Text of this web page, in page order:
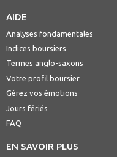
AIDE
Analyses fondamentales
Indices boursiers
Termes anglo-saxons
Votre profil boursier
Gérez vos émotions
Jours fériés
FAQ
EN SAVOIR PLUS